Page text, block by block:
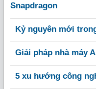
Snapdragon
Kỷ nguyên mới
Giải pháp nhà máy
5 xu hướng công